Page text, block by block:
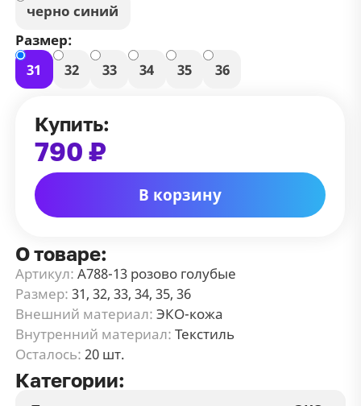
черно синий
Размер:
31
32 33 34 35 36
Купить:
790 ₽
В корзину
О товаре:
Артикул: А788-13 розово голубые
Размер: 31, 32, 33, 34, 35, 36
Внешний материал: ЭКО-кожа
Внутренний материал: Текстиль
Осталось: 20 шт.
Категории: